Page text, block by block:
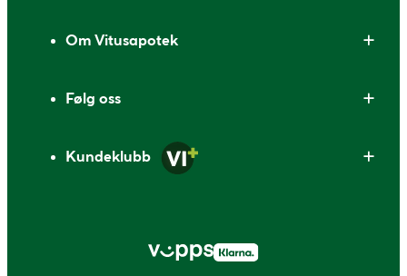
Om Vitusapotek
Følg oss
Kundeklubb